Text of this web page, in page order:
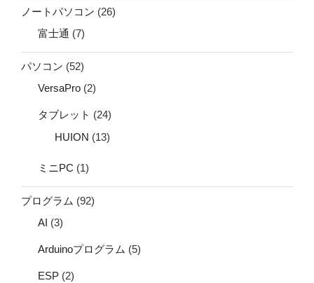
ノートパソコン (26)
富士通 (7)
パソコン (52)
VersaPro (2)
タブレット (24)
HUION (13)
ミニPC (1)
プログラム (92)
AI (3)
Arduinoプログラム (5)
ESP (2)